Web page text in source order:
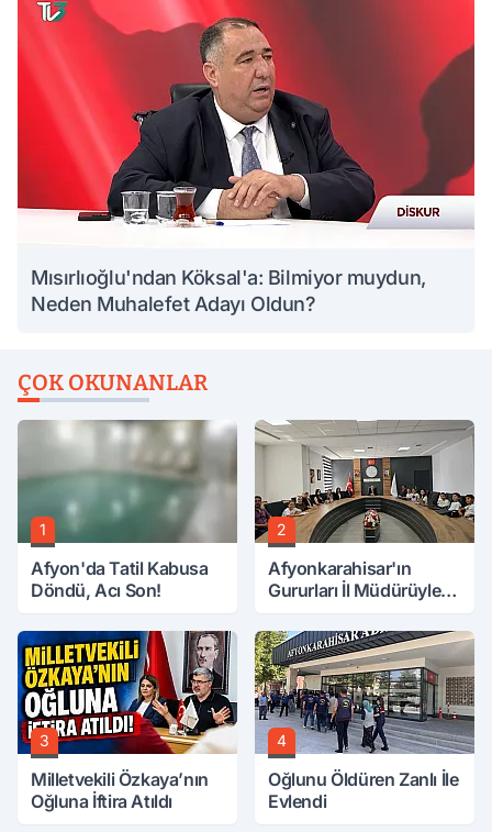
Mısırlıoğlu'ndan Köksal'a: Bilmiyor muydun,
Neden Muhalefet Adayı Oldun?
ÇOK OKUNANLAR
1
Afyon'da Tatil Kabusa
Döndü, Acı Son!
2
Afyonkarahisar'ın
Gururları İl Müdürüyle
3
Milletvekili Özkaya’nın
Oğluna İftira Atıldı
4
Oğlunu Öldüren Zanlı İle
Evlendi